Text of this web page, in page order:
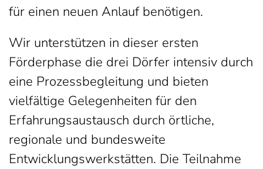
für einen neuen Anlauf benötigen.
Wir unterstützen in dieser ersten
Förderphase die drei Dörfer intensiv durch
eine Prozessbegleitung und bieten
vielfältige Gelegenheiten für den
Erfahrungsaustausch durch örtliche,
regionale und bundesweite
Entwicklungswerkstätten. Die Teilnahme